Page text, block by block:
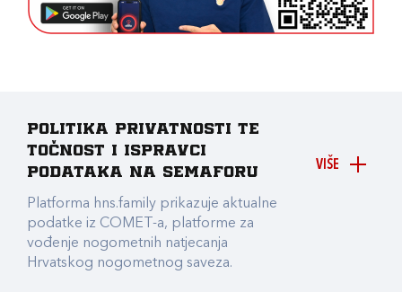
VIŠE
Politika privatnosti te
točnost i ispravci
podataka na Semaforu
Platforma hns.family prikazuje aktualne
podatke iz COMET-a, platforme za
vođenje nogometnih natjecanja
Hrvatskog nogometnog saveza.